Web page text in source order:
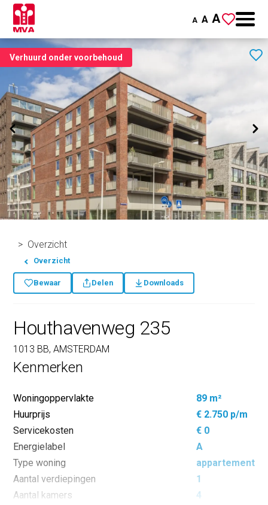
A A A
Verhuurd onder voorbehoud
Overzicht
Overzicht
Bewaar Delen Downloads
Houthavenweg 235
1013 BB, AMSTERDAM
Kenmerken
Woningoppervlakte
89 m²
Huurprijs
€ 2.750 p/m
Servicekosten
€ 0
Energielabel
A
Type woning
appartement
Aantal verdiepingen
1
Aantal kamers
4